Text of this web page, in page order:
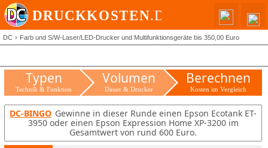
DC Farb und S/W-Laser/LED-Drucker und Multifunktionsgeräte bis 350,00 Euro
Typen
Technik & Funktion
Volumen
Dauer & Drucker
Berechnen
Kosten im Vergleich
DC-BINGO Gewinne in dieser Runde einen Epson Ecotank ET-
3950 oder einen Epson Expression Home XP-3200 im
Gesamtwert von rund 600 Euro.